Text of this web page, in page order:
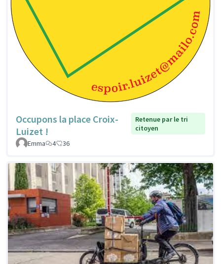
Occupons la place Croix-
Luizet !
Retenue par le tri
citoyen
Emma
4 36